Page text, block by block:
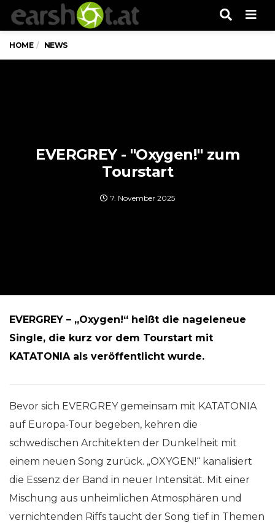
HOME NEWS
EVERGREY - "Oxygen!" zum
Tourstart
7. November 2025
EVERGREY – „Oxygen!“ heißt die nageleneue
Single, die kurz vor dem Tourstart mit
KATATONIA als veröffentlicht wurde.
Bevor sich EVERGREY gemeinsam mit KATATONIA
auf Europa-Tour begeben, kehren die
schwedischen Architekten der Dunkelheit mit
einem neuen Song zurück. „OXYGEN!“ kanalisiert
die Essenz der Band in neuer Intensität. Mit einer
Mischung aus unheimlichen Atmosphären und
vernichtenden Riffs taucht der Song tief in Themen